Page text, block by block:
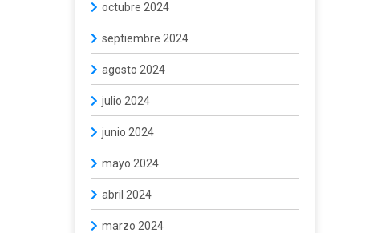
octubre 2024
septiembre 2024
agosto 2024
julio 2024
junio 2024
mayo 2024
abril 2024
marzo 2024